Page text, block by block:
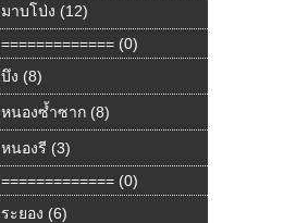
มาบโป่ง (12)
============= (0)
บึง (8)
หนองซ้ำซาก (8)
หนองรี (3)
============= (0)
ระยอง (6)